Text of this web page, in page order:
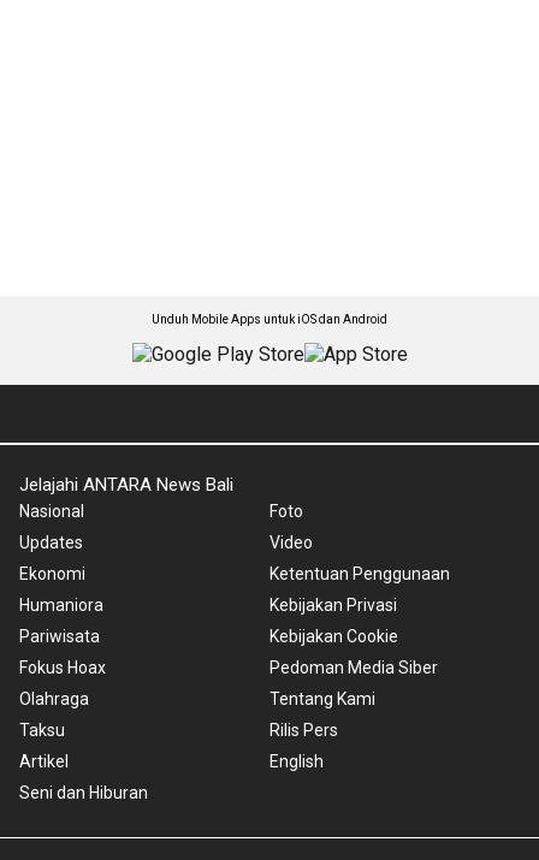
Unduh Mobile Apps untuk iOS dan Android
Jelajahi ANTARA News Bali
Nasional
Updates
Ekonomi
Humaniora
Pariwisata
Fokus Hoax
Olahraga
Taksu
Artikel
Seni dan Hiburan
Foto
Video
Ketentuan Penggunaan
Kebijakan Privasi
Kebijakan Cookie
Pedoman Media Siber
Tentang Kami
Rilis Pers
English